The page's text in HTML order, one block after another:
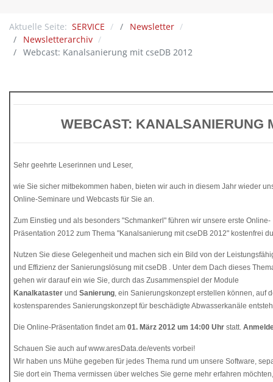
Aktuelle Seite: SERVICE
Newsletter
Newsletterarchiv
Webcast: Kanalsanierung mit cseDB 2012
WEBCAST: KANALSANIERUNG
Sehr geehrte Leserinnen und Leser,
wie Sie sicher mitbekommen haben, bieten wir auch in diesem Jahr wieder
Online-Seminare und Webcasts für Sie an.
Zum Einstieg und als besonders "Schmankerl" führen wir unsere erste Online-
Präsentation 2012 zum Thema "Kanalsanierung mit cseDB 2012" kostenfrei
Nutzen Sie diese Gelegenheit und machen sich ein Bild von der
und Effizienz der Sanierungslösung mit cseDB . Unter dem Dach dieses
gehen wir darauf ein wie Sie, durch das Zusammenspiel der Module
Kanalkataster und Sanierung, ein Sanierungskonzept erstellen können, auf
kostensparendes Sanierungskonzept für beschädigte Abwasserkanäle
Die Online-Präsentation findet am 01. März 2012 um 14:00 Uhr statt.
Schauen Sie auch auf www.aresData.de/events vorbei!
Wir haben uns Mühe gegeben für jedes Thema rund um unsere Software,
Sie dort ein Thema vermissen über welches Sie gerne mehr erfahren